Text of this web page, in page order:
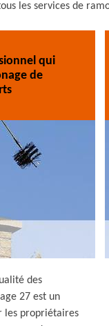
les services de
qui
de
des
27 est un
les propriétaires